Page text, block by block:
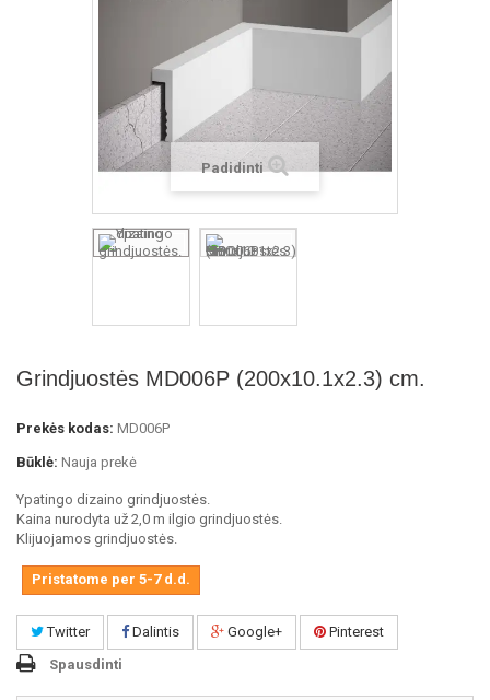
Padidinti
Grindjuostės MD006P (200x10.1x2.3) cm.
Prekės kodas: MD006P
Būklė: Nauja prekė
Ypatingo dizaino grindjuostės.
Kaina nurodyta už 2,0 m ilgio grindjuostės.
Klijuojamos grindjuostės.
Pristatome per 5-7 d.d.
Twitter Dalintis Google+
Pinterest
Spausdinti